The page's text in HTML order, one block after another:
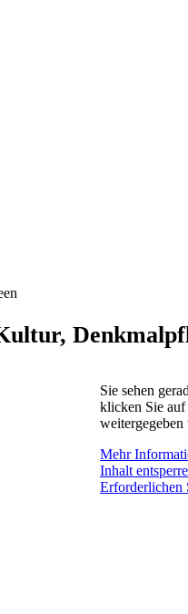
Sie sehen
klicken Sie auf
weitergegeben
Mehr
Inhalt
Erforderlichen